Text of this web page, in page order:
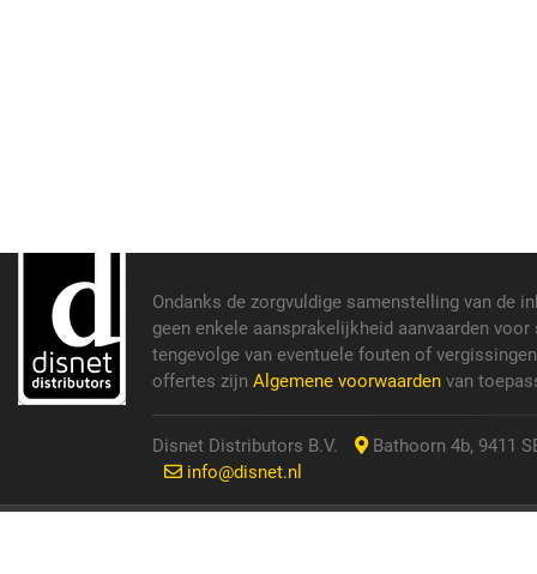
Ondanks de zorgvuldige samenstelling van de
geen enkele aansprakelijkheid aanvaarden
tengevolge van eventuele fouten of
offertes zijn Algemene voorwaarden van
Disnet Distributors B.V.
Bathoorn 4b, 9411
info@disnet.nl